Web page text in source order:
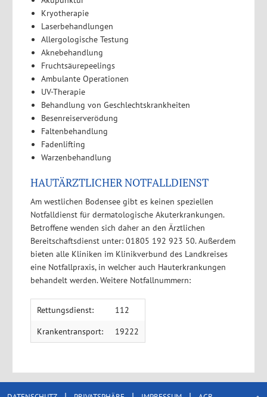
Kryotherapie
Laserbehandlungen
Allergologische Testung
Aknebehandlung
Fruchtsäurepeelings
Ambulante Operationen
UV-Therapie
Behandlung von Geschlechtskrankheiten
Besenreiserverödung
Faltenbehandlung
Fadenlifting
Warzenbehandlung
HAUTÄRZTLICHER NOTFALLDIENST
Am westlichen Bodensee gibt es keinen speziellen
Notfalldienst für dermatologische Akuterkrankungen.
Betroffene wenden sich daher an den Ärztlichen
Bereitschaftsdienst unter: 01805 192 923 50. Außerdem
bieten alle Kliniken im Klinikverbund des Landkreises
eine Notfallpraxis, in welcher auch Hauterkrankungen
behandelt werden. Weitere Notfallnummern:
Rettungsdienst:
112
Krankentransport:
19222